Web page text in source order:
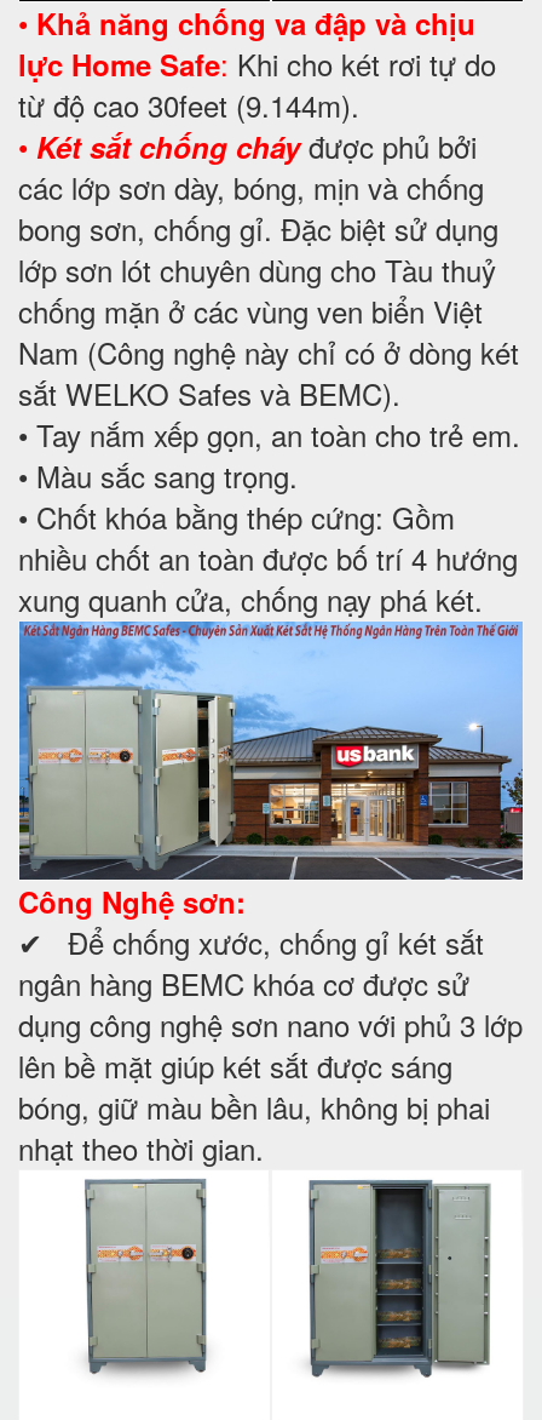
• Khả năng chống va đập và chịu
lực Home Safe: Khi cho két rơi tự do
từ độ cao 30feet (9.144m).
• Két sắt chống cháyđược phủ bởi
các lớp sơn dày, bóng, mịn và chống
bong sơn, chống gỉ. Đặc biệt sử dụng
lớp sơn lót chuyên dùng cho Tàu thuỷ
chống mặn ở các vùng ven biển Việt
Nam (Công nghệ này chỉ có ở dòng két
sắt WELKO Safes và BEMC).
• Tay nắm xếp gọn, an toàn cho trẻ em.
• Màu sắc sang trọng.
• Chốt khóa bằng thép cứng: Gồm
nhiều chốt an toàn được bố trí 4 hướng
xung quanh cửa, chống nạy phá két.
Công Nghệ sơn:
✔ Để chống xước, chống gỉ két sắt
ngân hàng BEMC khóa cơ được sử
dụng công nghệ sơn nano với phủ 3 lớp
lên bề mặt giúp két sắt được sáng
bóng, giữ màu bền lâu, không bị phai
nhạt theo thời gian.